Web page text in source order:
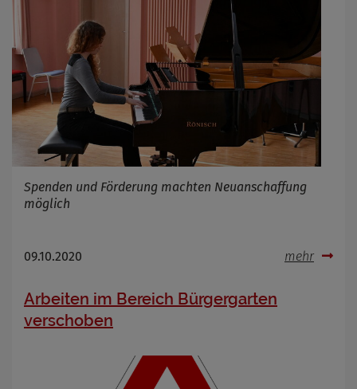
Spenden und Förderung machten Neuanschaffung
möglich
09.10.2020 mehr
Arbeiten im Bereich Bürgergarten
verschoben